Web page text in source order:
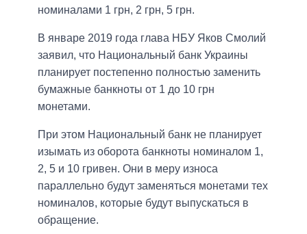
номиналами 1 грн, 2 грн, 5 грн.
В январе 2019 года глава НБУ Яков Смолий
заявил, что Национальный банк Украины
планирует постепенно полностью заменить
бумажные банкноты от 1 до 10 грн
монетами.
При этом Национальный банк не планирует
изымать из оборота банкноты номиналом 1,
2, 5 и 10 гривен. Они в меру износа
параллельно будут заменяться монетами тех
номиналов, которые будут выпускаться в
обращение.